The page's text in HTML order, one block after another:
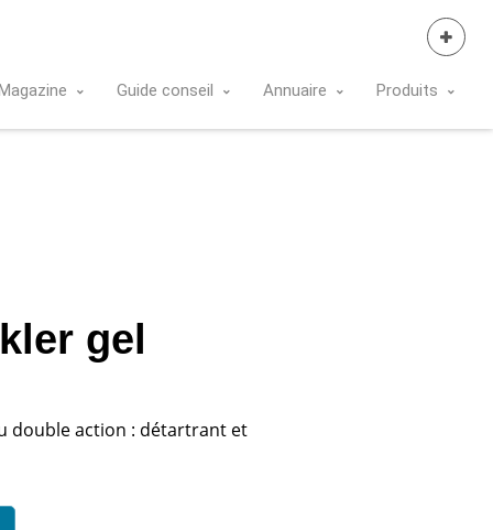
Guide conseil Annuaire Produits
gel
double action : détartrant et